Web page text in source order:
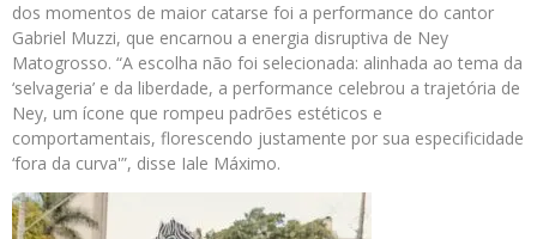
dos momentos de maior catarse foi a performance do cantor
Gabriel Muzzi, que encarnou a energia disruptiva de Ney
Matogrosso. “A escolha não foi selecionada: alinhada ao tema da
‘selvageria’ e da liberdade, a performance celebrou a trajetória de
Ney, um ícone que rompeu padrões estéticos e
comportamentais, florescendo justamente por sua especificidade
‘fora da curva'”, disse Iale Máximo.